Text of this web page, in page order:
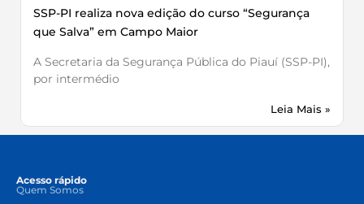
SSP-PI realiza nova edição do curso “Segurança
que Salva” em Campo Maior
A Secretaria da Segurança Pública do Piauí (SSP-PI),
por intermédio
Leia Mais »
Acesso rápido
Quem Somos